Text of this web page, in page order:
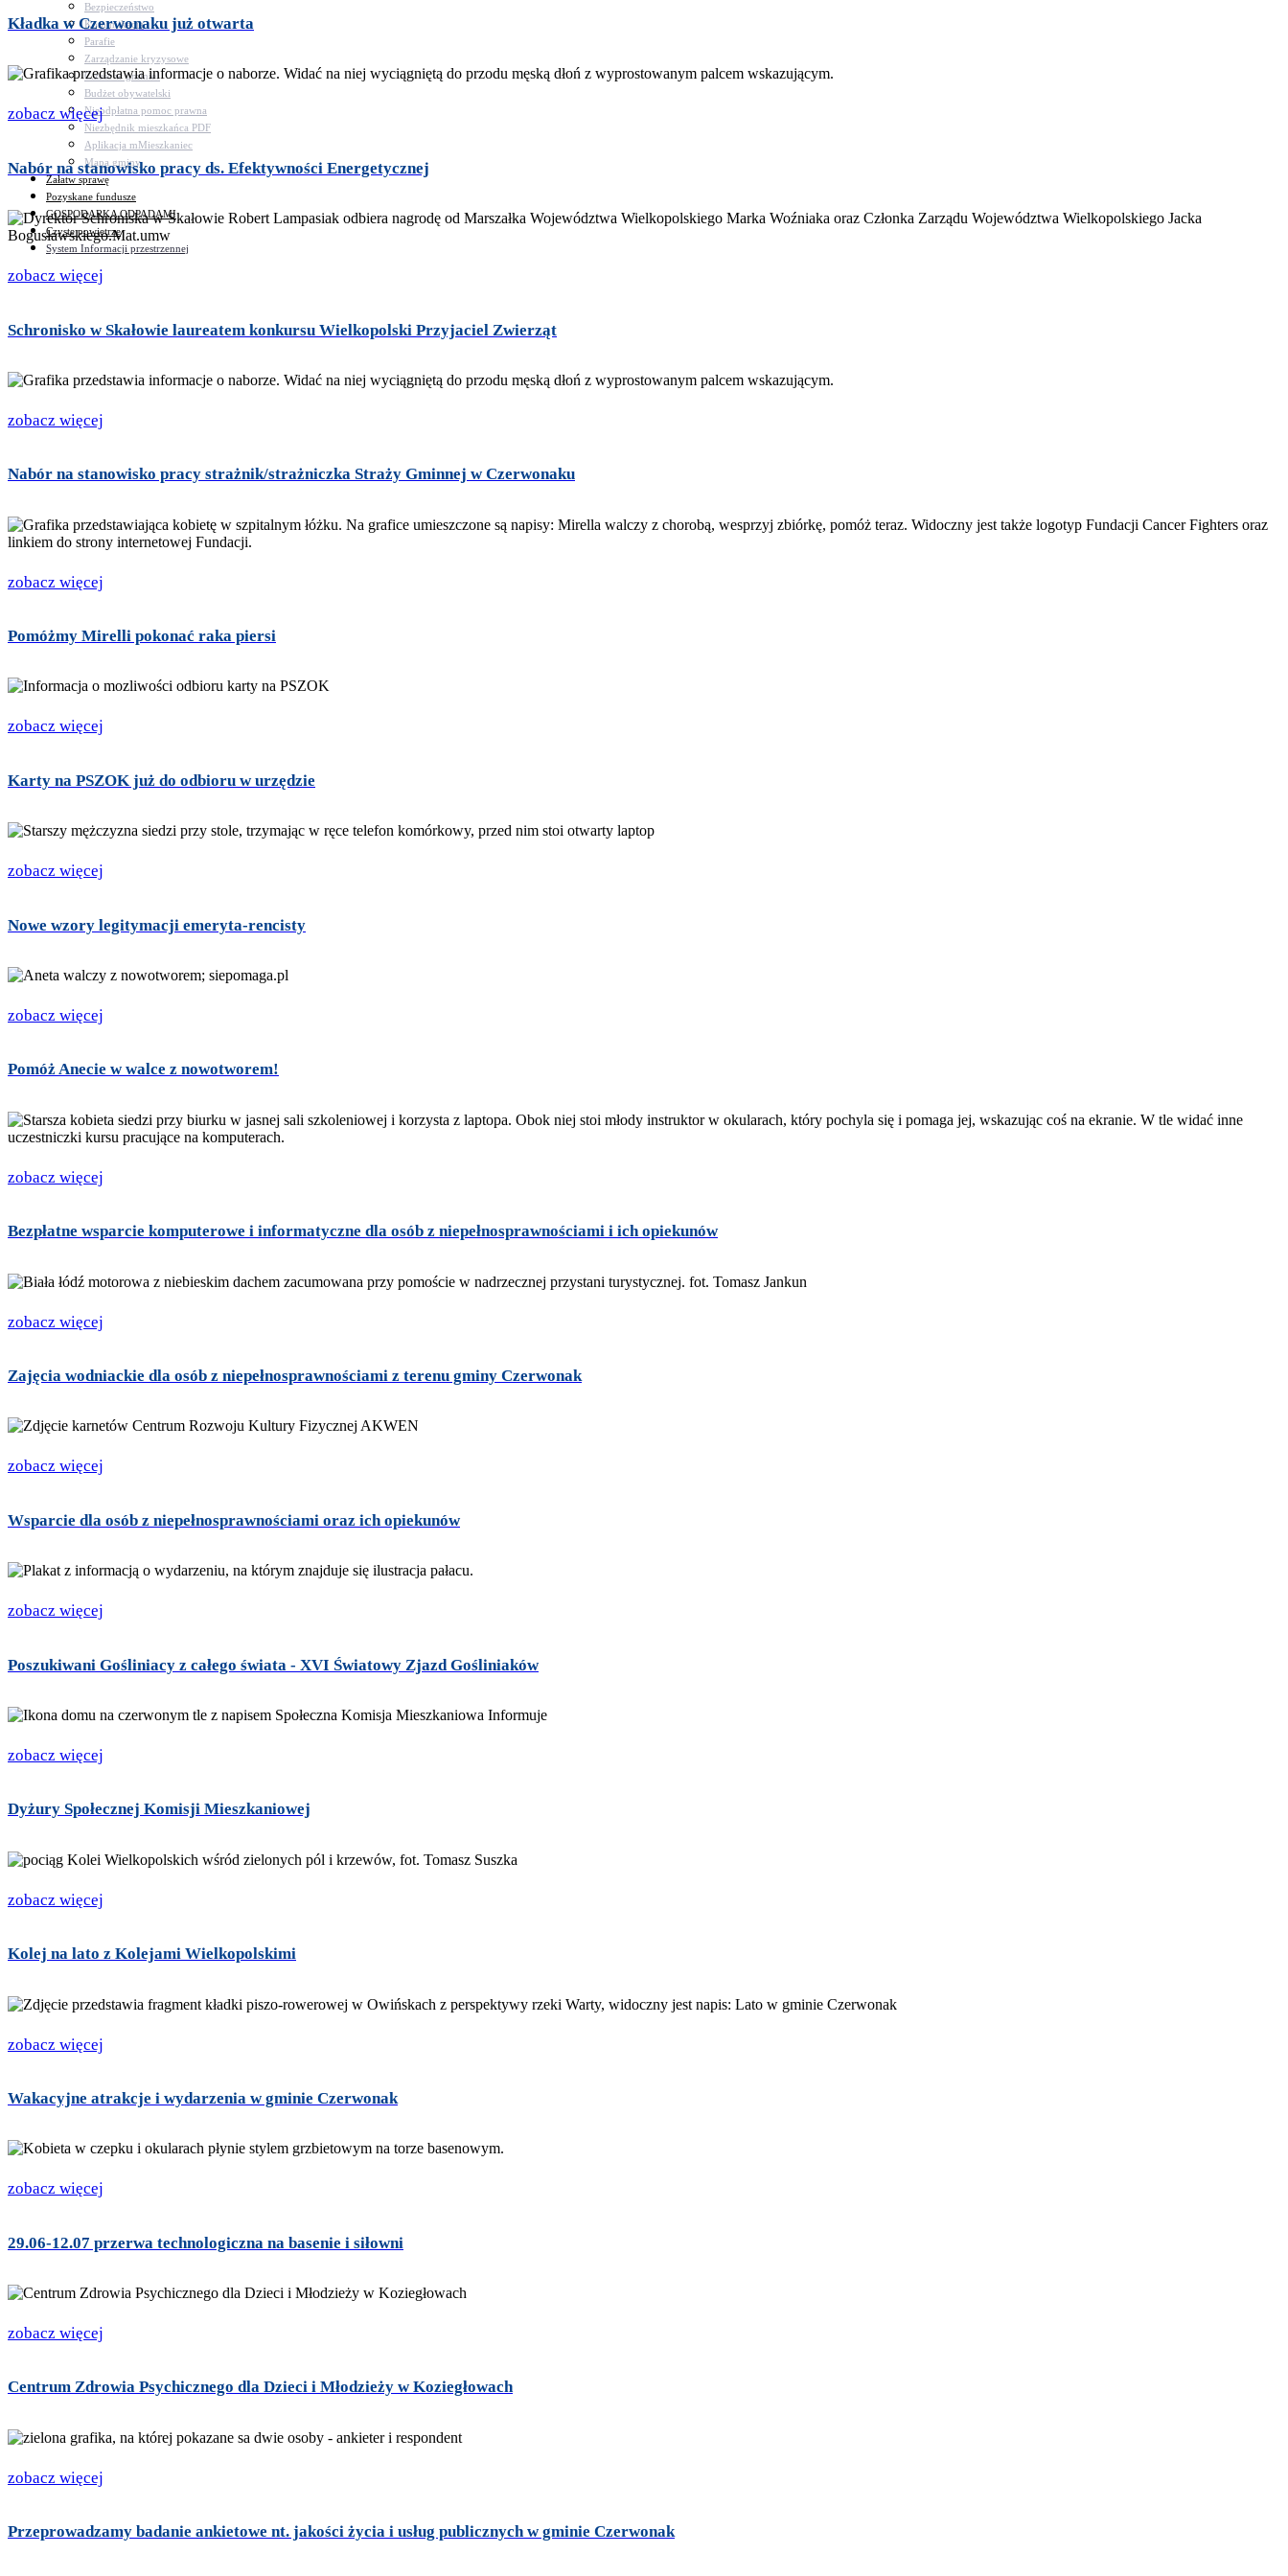
Bezpieczeństwo
Komunikacja
Parafie
Zarządzanie kryzysowe
C.ześć w gminie!
Budżet obywatelski
Nieodpłatna pomoc prawna
Niezbędnik mieszkańca PDF
Aplikacja mMieszkaniec
Mapa gminy
Załatw sprawę
Pozyskane fundusze
GOSPODARKA ODPADAMI
Czyste powietrze
System Informacji przestrzennej
Kładka w Czerwonaku już otwarta
zobacz więcej
Nabór na stanowisko pracy ds. Efektywności Energetycznej
zobacz więcej
Schronisko w Skałowie laureatem konkursu Wielkopolski Przyjaciel Zwierząt
zobacz więcej
Nabór na stanowisko pracy strażnik/strażniczka Straży Gminnej w Czerwonaku
zobacz więcej
Pomóżmy Mirelli pokonać raka piersi
zobacz więcej
Karty na PSZOK już do odbioru w urzędzie
zobacz więcej
Nowe wzory legitymacji emeryta-rencisty
zobacz więcej
Pomóż Anecie w walce z nowotworem!
zobacz więcej
Bezpłatne wsparcie komputerowe i informatyczne dla osób z niepełnosprawnościami i ich opiekunów
zobacz więcej
Zajęcia wodniackie dla osób z niepełnosprawnościami z terenu gminy Czerwonak
zobacz więcej
Wsparcie dla osób z niepełnosprawnościami oraz ich opiekunów
zobacz więcej
Poszukiwani Gośliniacy z całego świata - XVI Światowy Zjazd Gośliniaków
zobacz więcej
Dyżury Społecznej Komisji Mieszkaniowej
zobacz więcej
Kolej na lato z Kolejami Wielkopolskimi
zobacz więcej
Wakacyjne atrakcje i wydarzenia w gminie Czerwonak
zobacz więcej
29.06-12.07 przerwa technologiczna na basenie i siłowni
zobacz więcej
Centrum Zdrowia Psychicznego dla Dzieci i Młodzieży w Koziegłowach
zobacz więcej
Przeprowadzamy badanie ankietowe nt. jakości życia i usług publicznych w gminie Czerwonak